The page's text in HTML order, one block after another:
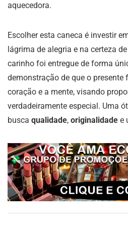
aquecedora.
Escolher esta caneca é investir
lágrima de alegria e na certeza
carinho foi entregue de forma
demonstração de que o
coração e a mente, visando
verdadeiramente especial. Uma
busca qualidade, originalidade e